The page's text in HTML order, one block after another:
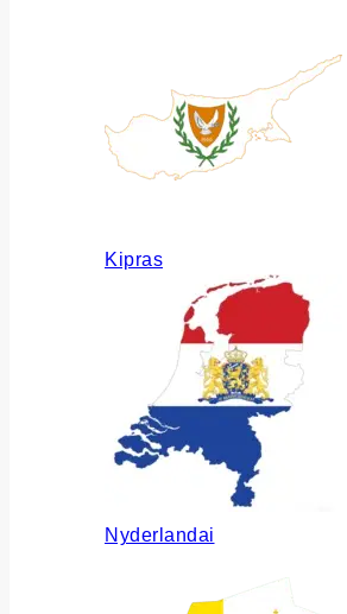
Kipras
Nyderlandai